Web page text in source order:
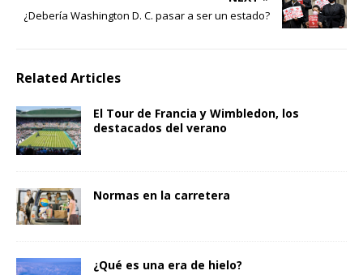
¿Debería Washington D. C. pasar a ser un estado?
Related Articles
El Tour de Francia y Wimbledon, los
destacados del verano
Normas en la carretera
¿Qué es una era de hielo?